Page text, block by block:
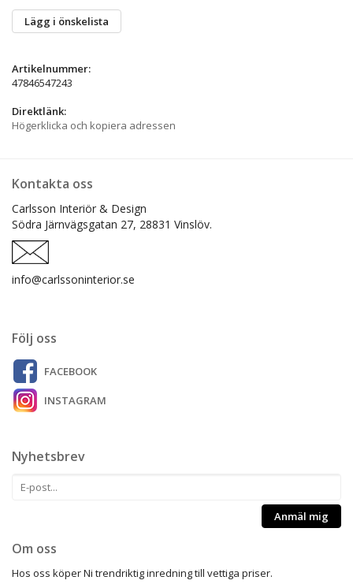
Lägg i önskelista
Artikelnummer:
47846547243
Direktlänk:
Högerklicka och kopiera adressen
Kontakta oss
Carlsson Interiör & Design
Södra Järnvägsgatan 27, 28831 Vinslöv.
info@carlssoninterior.se
Följ oss
FACEBOOK
INSTAGRAM
Nyhetsbrev
Anmäl mig
Om oss
Hos oss köper Ni trendriktig inredning till vettiga priser.